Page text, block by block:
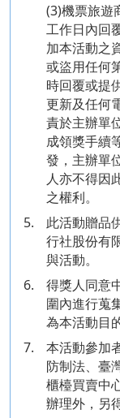
(3)機票旅遊
工作日內回
加本活動之
或盜用任何
時回覆或提
更新及任何
責於主辦單
成領獎手續
發，主辦單
人亦不得因
之權利。
5.
此活動贈品
行社股份有
與活動。
6.
得獎人同意
圍內進行蒐
為本活動目
7.
本活動參加
防制法、臺
櫃檯買賣中
辦理外，另